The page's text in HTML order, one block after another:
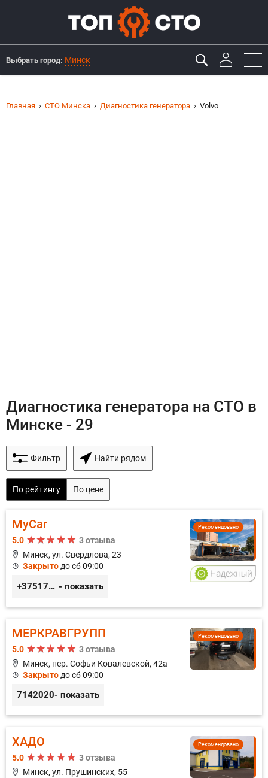
Выбрать город: Минск
Главная СТО Минска Диагностика генератора Volvo
Диагностика генератора на СТО в
Минске - 29
Фильтр Найти рядом
По рейтингу По цене
Рекомендовано
MyCar
5.0
3 отзыва
Минск, ул. Свердлова, 23
Закрыто до сб 09:00
+375173212443 - показать
Рекомендовано
МЕРКРАВГРУПП
5.0
3 отзыва
Минск, пер. Софьи Ковалевской, 42а
Закрыто до сб 09:00
7142020- показать
Рекомендовано
ХАДО
5.0
3 отзыва
Минск, ул. Прушинских, 55